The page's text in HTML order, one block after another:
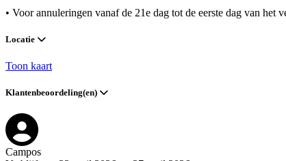
• Voor annuleringen vanaf de 21e dag tot de eerste dag van
Locatie
Toon kaart
Klantenbeoordeling(en)
Campos